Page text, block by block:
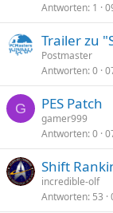
Antworten 1
Trailer zu
Postmaster
Antworten 0
G PES Patch
gamer999
Antworten 0
Shift
incredible-olf
Antworten 53